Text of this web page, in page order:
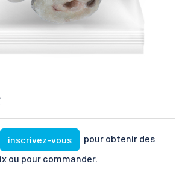
inscrivez-vous
pour obtenir des
ou pour commander.